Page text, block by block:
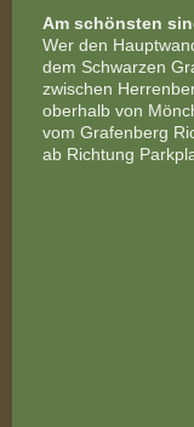
Am schönsten
Wer den
dem Schwarzen
zwischen
oberhalb von
vom Grafenberg
ab Richtung